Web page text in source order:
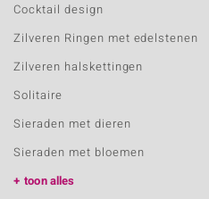
Cocktail design
Zilveren Ringen met edelstenen
Zilveren halskettingen
Solitaire
Sieraden met dieren
Sieraden met bloemen
toon alles